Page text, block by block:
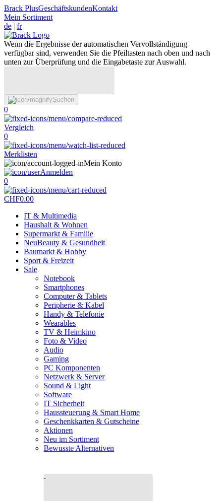
Brack PlusGeschäftskundenKontakt
Mein Sortiment
de | fr
Wenn die Ergebnisse der automatischen Vervollständigung
verfügbar sind, verwenden Sie die Pfeiltasten nach oben und nach
unten zur Überprüfung und die Eingabetaste zur Auswahl.
Suchen
0
Vergleich
0
Merklisten
Mein Konto
Anmelden
0
CHF0.00
IT & Multimedia
Haushalt & Wohnen
Supermarkt & Familie
NeuBeauty & Gesundheit
Baumarkt & Hobby
Sport & Freizeit
Sale
Notebook
Smartphones
Computer & Tablets
Peripherie & Kabel
Handy & Telefonie
Wearables
TV & Heimkino
Foto & Video
Audio
Gaming
PC Komponenten
Netzwerk & Server
Sound & Light
Software
IT Sicherheit
Haussteuerung & Smart Home
Geschenkkarten & Gutscheine
Aktionen
Neu im Sortiment
Bewusste Alternativen